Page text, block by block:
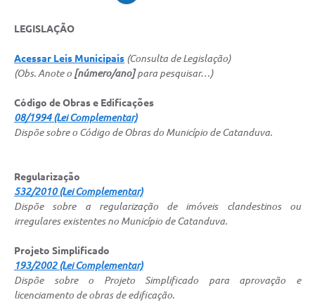
Legislação
Contratos
Ouvidoria
Notícias
Obras
Galeria de Vídeos
Projetos
LEGISLAÇÃO
Acessar Leis Municipais (Consulta de Legislação)
(Obs. Anote o [número/ano]para pesquisar…)
Código de Obras e Edificações
08/1994 (Lei Complementar)
Dispõe sobre o Código de Obras do Município de Catanduva.
Regularização
532/2010 (Lei Complementar)
Dispõe sobre a regularização de imóveis clandestinos ou
irregulares existentes no Município de Catanduva.
Projeto Simplificado
193/2002 (Lei Complementar)
Dispõe sobre o Projeto Simplificado para aprovação e
licenciamento de obras de edificação.